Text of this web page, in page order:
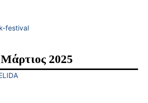
Μάρτιος 2025